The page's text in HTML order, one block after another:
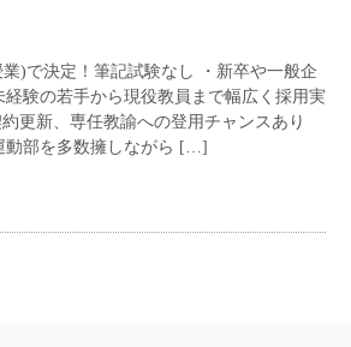
)で決定！筆記試験なし ・新卒や一般企
験の若手から現役教員まで幅広く採用実
更新、専任教諭への登用チャンスあり
動部を多数擁しながら […]